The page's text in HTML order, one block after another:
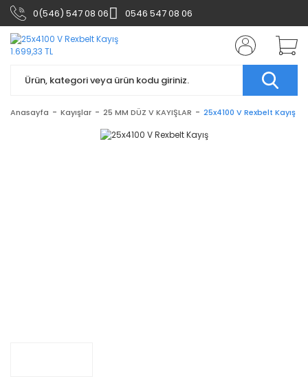
0(546) 547 08 06 0546 547 08 06
Anasayfa Kayışlar 25 MM DÜZ V KAYIŞLAR 25x4100 V Rexbelt Kayış